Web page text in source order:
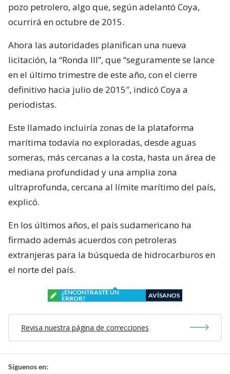
pozo petrolero, algo que, según adelantó Coya,
ocurrirá en octubre de 2015.
Ahora las autoridades planifican una nueva
licitación, la “Ronda III”, que “seguramente se lance
en el último trimestre de este año, con el cierre
definitivo hacia julio de 2015″, indicó Coya a
periodistas.
Este llamado incluiría zonas de la plataforma
marítima todavía no exploradas, desde aguas
someras, más cercanas a la costa, hasta un área de
mediana profundidad y una amplia zona
ultraprofunda, cercana al límite marítimo del país,
explicó.
En los últimos años, el país sudamericano ha
firmado además acuerdos con petroleras
extranjeras para la búsqueda de hidrocarburos en
el norte del país.
¿ENCONTRASTE UN
ERROR?
AVÍSANOS
Revisa nuestra página de correcciones
Síguenos en: